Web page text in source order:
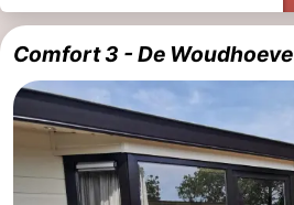
Nordholland
Natur
Schoorlse
-
Bergen
-
Comfort 3 - De Woudhoeve